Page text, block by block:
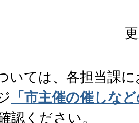
いては、各担当課
「市主催の催しな
認ください。